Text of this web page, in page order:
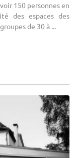
150 personnes en
des espaces des
de 30 à ...